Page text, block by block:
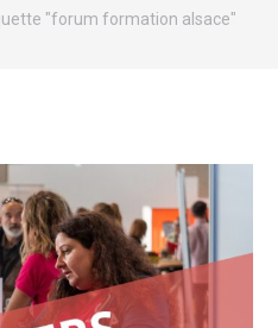
"forum formation alsace"